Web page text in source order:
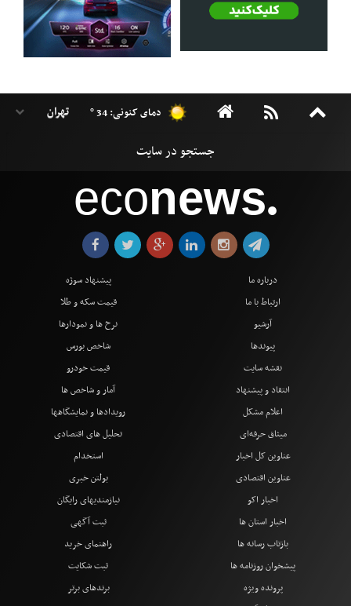
دمای کنونی: 34 °
econews●
درباره ما
ارتباط با ما
آرشیو
پیوندها
نقشه سایت
انتقاد و پیشنهاد
اعلام مشکل
میثاق حرفه‌ای
پیشنهاد سوژه
قیمت سکه و طلا
نرخ ها و نمودارها
شاخص بورس
قیمت خودرو
آمار و شاخص ها
رویدادها و نمایشگاهها
تحلیل های اقتصادی
عناوین کل اخبار
عناوین اقتصادی
اخبار اکو
اخبار استان ها
بازتاب رسانه ها
پیشخوان روزنامه ها
پرونده ویژه
استخدام
بولتن خبری
نیازمندیهای رایگان
ثبت آگهی
راهنمای خرید
ثبت شکایت
برندهای برتر